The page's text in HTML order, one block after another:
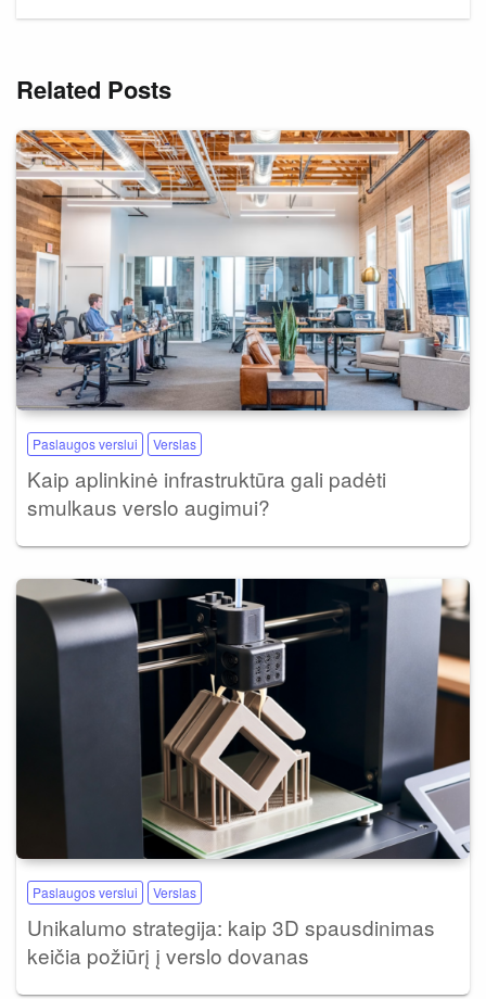
Related Posts
Paslaugos verslui Verslas
Kaip aplinkinė infrastruktūra gali padėti
smulkaus verslo augimui?
Paslaugos verslui Verslas
Unikalumo strategija: kaip 3D spausdinimas
keičia požiūrį į verslo dovanas